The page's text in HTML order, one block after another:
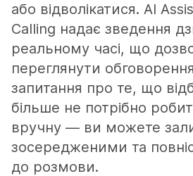
або відволікатися. AI
Calling надає зведення
реальному часі, що
переглянути
запитання про те, що
більше не потрібно
вручну — ви можете
зосередженими та
до розмови.